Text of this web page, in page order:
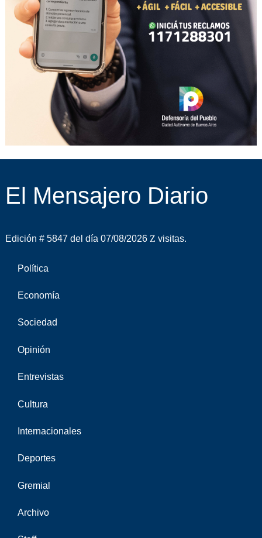
El Mensajero Diario
Edición # 5847 del día 07/08/2026 visitas.
Política
Economía
Sociedad
Opinión
Entrevistas
Cultura
Internacionales
Deportes
Gremial
Archivo